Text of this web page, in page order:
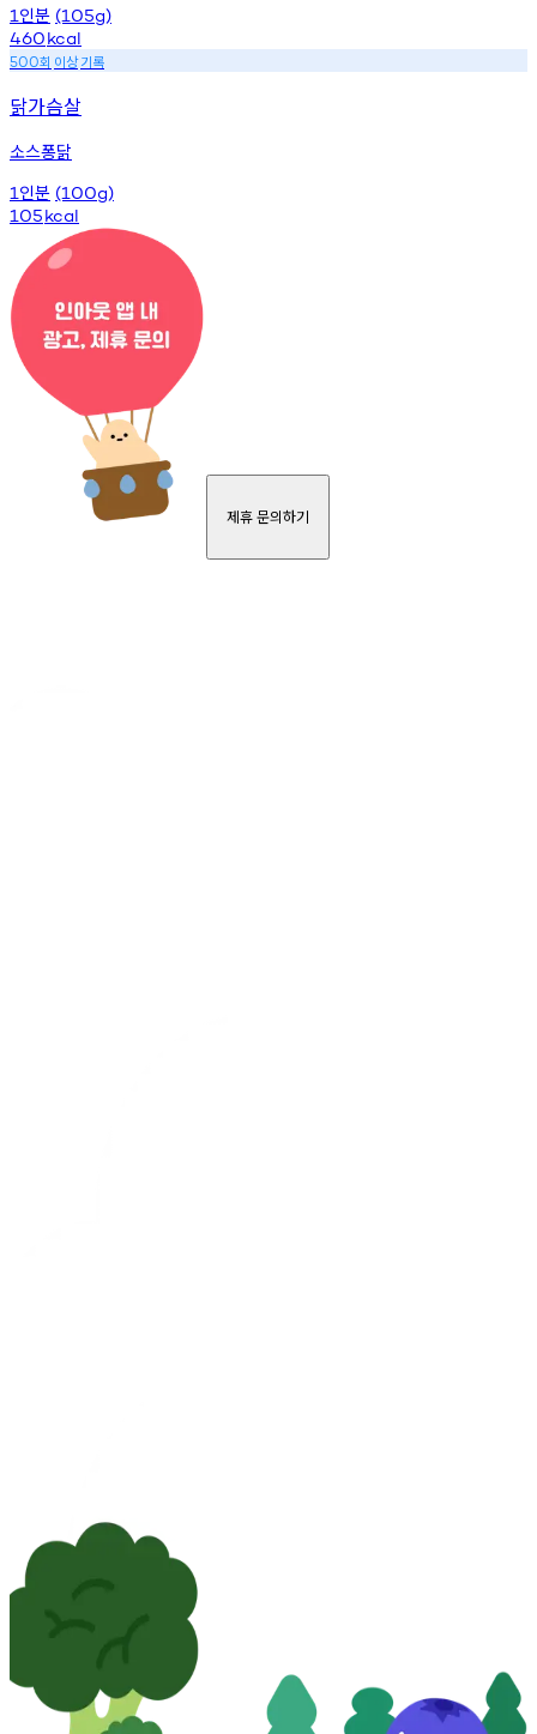
1 인분 (105g)
460kcal
500회 이상기록
닭가슴살
소스퐁닭
1 인분 (100g)
105kcal
제휴 문의하기